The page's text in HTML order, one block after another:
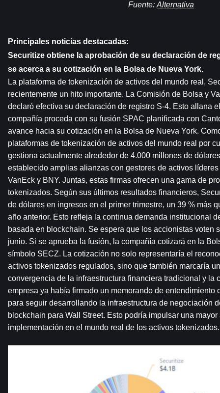
Fuente: Alternativa
Principales noticias destacadas:
Securitize obtiene la aprobación de su declaración de
se acerca a su cotización en la Bolsa de Nueva York.
La plataforma de tokenización de activos del mundo real,
recientemente un hito importante. La Comisión de Bolsa y
declaró efectiva su declaración de registro S-4. Esto allana
compañía proceda con su fusión SPAC planificada con
avance hacia su cotización en la Bolsa de Nueva York.
plataformas de tokenización de activos del mundo real por
gestiona actualmente alrededor de 4.000 millones de
establecido amplias alianzas con gestores de activos
VanEck y BNY. Juntas, estas firmas ofrecen una gama de
tokenizados. Según sus últimos resultados financieros,
de dólares en ingresos en el primer trimestre, un 39 % más
año anterior. Esto refleja la continua demanda institucional
basada en blockchain. Se espera que los accionistas voten
junio. Si se aprueba la fusión, la compañía cotizará en la
símbolo SECZ. La cotización no solo representaría el
activos tokenizados regulados, sino que también marcaría
convergencia de la infraestructura financiera tradicional y la
empresa ya había firmado un memorando de entendimiento
para seguir desarrollando la infraestructura de negociación
blockchain para Wall Street. Esto podría impulsar una
implementación en el mundo real de los activos tokenizados.